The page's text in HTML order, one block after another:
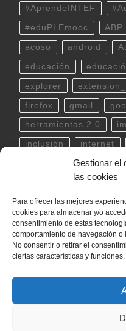
Gestionar el
las cookies
Para ofrecer las mejores
cookies para almacenar y/o
consentimiento de estas
comportamiento de navegación
No consentir o retirar el
ciertas características y funciones.
#AprendeINTEF
#eduPLEmooc ABP
acoso android
educación
explorer
firefox gmail
herramientas 2.0
inclusión internet
linux
powerpoint scratch
teclado Telegram
ubuntu video
word YouTube
–